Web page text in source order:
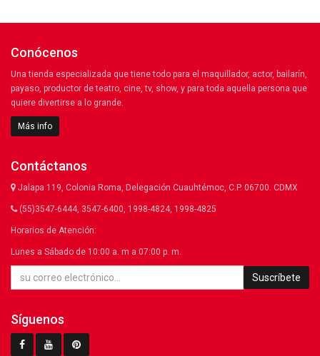
Conócenos
Una tienda especializada que tiene todo para el maquillador, actor, bailarín,
payaso, productor de teatro, cine, tv, show, y para toda aquella persona que
quiere divertirse a lo grande.
Más info
Contáctanos
Jalapa 119, Colonia Roma, Delegación Cuauhtémoc, C.P. 06700. CDMX
(55)3547-6444, 3547-6400, 1998-4824, 1998-4825
Horarios de Atención:
Lunes a Sábado de 10:00 a. m a 07:00 p. m.
Suscríbete
Síguenos